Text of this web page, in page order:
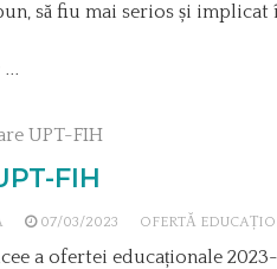
să fiu mai serios și implicat
...
UPT-FIH
FIH
07/03/2023 OFERTĂ
a ofertei educaționale